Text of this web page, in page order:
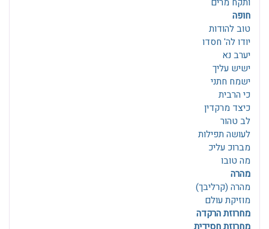
חופה
טוב להודות
יודו לה' חסדו
יערב נא
ישיש עליך
ישמח חתני
כי הרבית
כיצד מרקדין
לב טהור
לעושה תפילות
מברוכ עליכ
מה טובו
מהרה
מהרה (קרליבך)
מוזיקת עולם
מחרוזת הרקדה